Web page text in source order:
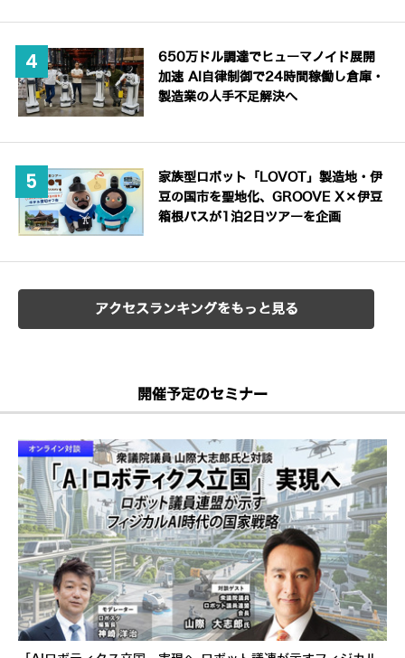
650万ドル調達でヒューマノイド展開
加速 AI自律制御で24時間稼働し倉庫・
製造業の人手不足解決へ
家族型ロボット「LOVOT」製造地・伊
豆の国市を聖地化、GROOVE X×伊豆
箱根バスが1泊2日ツアーを企画
アクセスランキングをもっと見る
開催予定のセミナー